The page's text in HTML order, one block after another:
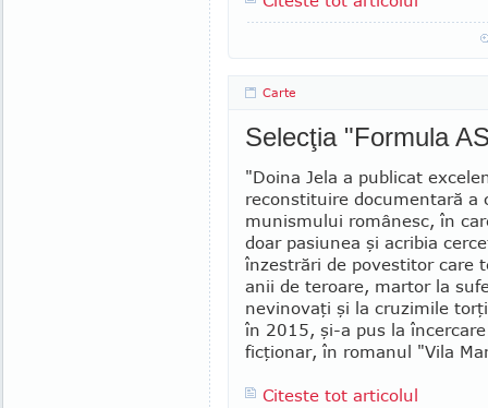
Carte
Selecţia "Formula
"Doina Jela a publicat
reconstituire documentară
mu­nis­mului românesc, în
doar pa­siu­nea şi acribia
înzestrări de povestitor care
anii de teroare, mar­tor la
nevinovaţi şi la cruzimile
în 2015, şi-a pus la
ficţionar, în romanul "Vila
Citeste tot articolul